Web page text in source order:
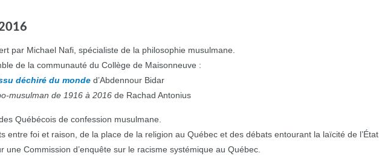
par Michael Nafi, spécialiste de la philosophie musulmane.
de la communauté du Collège de Maisonneuve :
déchiré du monde d’Abdennour Bidar
musulman de 1916 à 2016 de Rachad Antonius
Québécois de confession musulmane.
entre foi et raison, de la place de la religion au Québec et des débats entourant la laïcité de l’État.
une Commission d’enquête sur le racisme systémique au Québec.